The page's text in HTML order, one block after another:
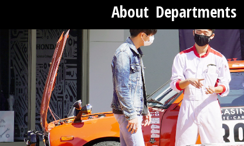
About Departments